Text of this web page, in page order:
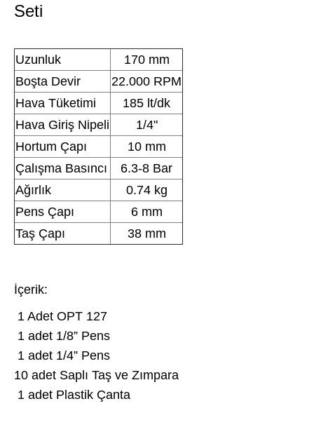
Seti
Uzunluk
170 mm
Boşta Devir
22.000 RPM
Hava Tüketimi
185 lt/dk
Hava Giriş Nipeli
1/4"
Hortum Çapı
10 mm
Çalışma Basıncı
6.3-8 Bar
Ağırlık
0.74 kg
Pens Çapı
6 mm
Taş Çapı
38 mm
İçerik:
1 Adet OPT 127
1 adet 1/8” Pens
1 adet 1/4” Pens
10 adet Saplı Taş ve Zımpara
1 adet Plastik Çanta